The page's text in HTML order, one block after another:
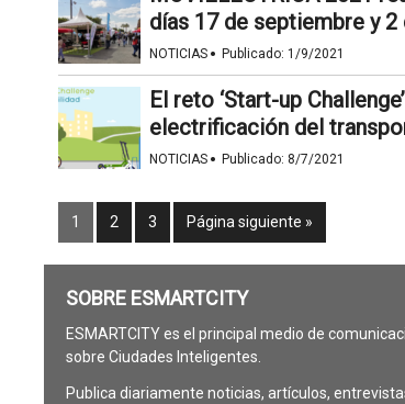
días 17 de septiembre y
NOTICIAS · Publicado: 1/9/2021
El reto ‘Start-up
electrificación del
NOTICIAS · Publicado: 8/7/2021
1 2 3 Página siguiente »
SOBRE ESMARTCITY
ESMARTCITY es el principal medio de
sobre Ciudades Inteligentes.
Publica diariamente noticias, artículos,